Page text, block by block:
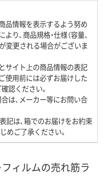
品情報を表示するよう努め
り、商品規格・仕様（容量、
変更される場合がございま
サイト上の商品情報の表記
使用前には必ずお届けした
認ください。
は、メーカー等にお問い合
記は、箱でのお届けをお約束
めご了承ください。
ィルムの売れ筋ラ